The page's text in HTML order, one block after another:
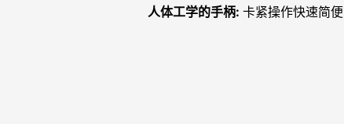
人体工学的手柄: 卡紧操作快速简便